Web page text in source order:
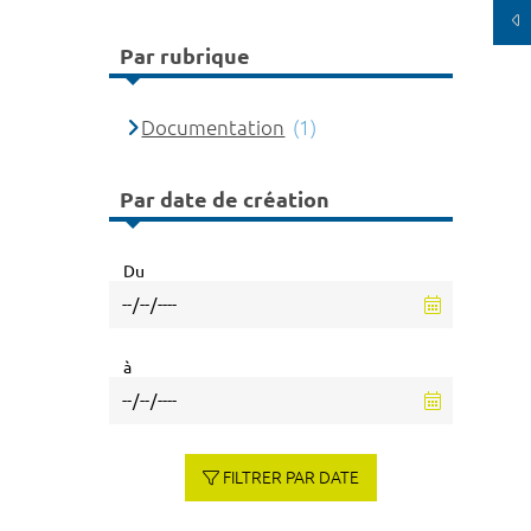
Par rubrique
Documentation (1)
Par date de création
Du
à
FILTRER PAR DATE